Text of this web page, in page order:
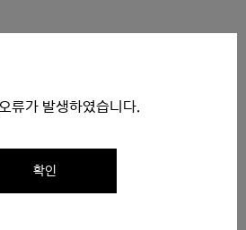
류가 발생하였습니다.
확인